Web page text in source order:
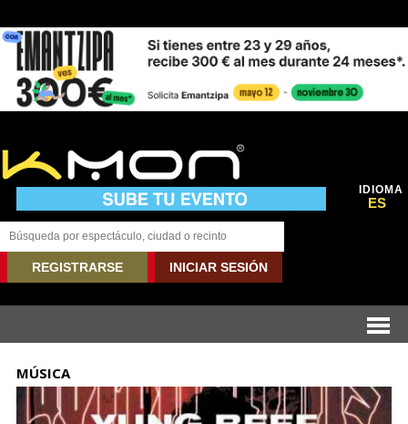
IDIOMA
ES
REGISTRARSE INICIAR SESIÓN
MÚSICA